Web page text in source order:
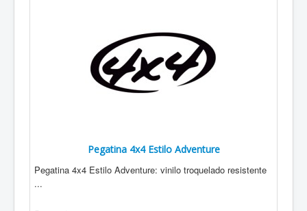
Pegatina 4x4 Estilo Adventure
Pegatina 4x4 Estilo Adventure: vinilo troquelado resistente
...